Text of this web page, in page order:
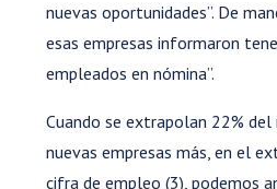
nuevas oportunidades”. De
esas empresas informaron
empleados en nómina”.
Cuando se extrapolan 22%
nuevas empresas más, en el
cifra de empleo (3), podemos